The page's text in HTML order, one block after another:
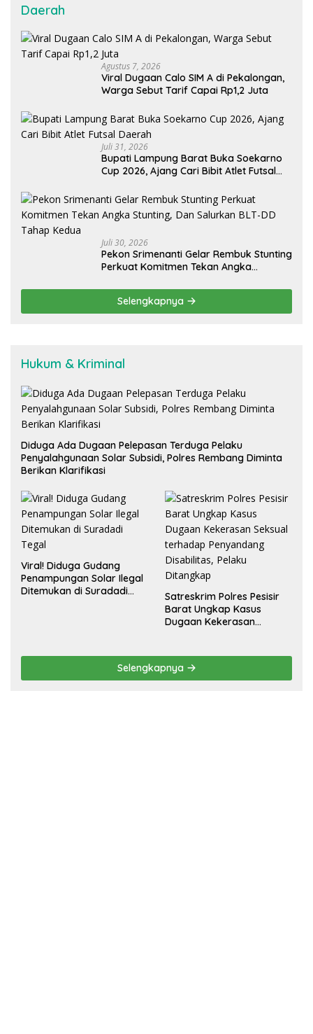
Daerah
Agustus 7, 2026
Viral Dugaan Calo SIM A di Pekalongan,
Warga Sebut Tarif Capai Rp1,2 Juta
Juli 31, 2026
Bupati Lampung Barat Buka Soekarno
Cup 2026, Ajang Cari Bibit Atlet Futsal
Juli 30, 2026
Pekon Srimenanti Gelar Rembuk Stunting
Perkuat Komitmen Tekan Angka
Kedua
Selengkapnya
Hukum & Kriminal
Diduga Ada Dugaan Pelepasan Terduga Pelaku
Penyalahgunaan Solar Subsidi, Polres Rembang Diminta
Berikan Klarifikasi
Viral! Diduga Gudang
Penampungan Solar Ilegal
Ditemukan di Suradadi
Satreskrim Polres Pesisir
Barat Ungkap Kasus
Dugaan Kekerasan
Pelaku Ditangkap
Selengkapnya